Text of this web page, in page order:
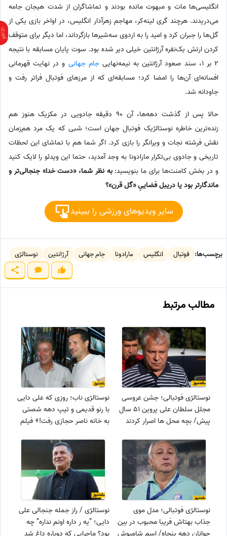
انگلیسی‌ها مات و مبهوت مانده بودند و تماشاگران از شدت هیجان جامه
می‌دریدند. هرچند گری لینه‌کر، مهاجم زهرآدار انگلیس، در اواخر بازی یکی از
گل‌ها را جبران کرد و امید را به اردوی سه‌شیرها بازگرداند، اما دیگر برای متوقف
کردن ارتش یک‌نفره آرژانتین خیلی دیر شده بود. سوت پایان مسابقه با نتیجه
2 بر 1، سند صعود آرژانتین به نیمه‌نهایی
جام جهانی و در نهایت قهرمانی
افسانه‌ای آن‌ها را امضا کرد؛ مسابقه‌ای که از مرزهای فوتبال فراتر رفت و
جاودانه شد.
حالا پس از گذشت دهه‌ها، آن 90 دقیقه جادویی در مکزیک هنوز هم
زنده‌ترین خاطره نوستالژیک فوتبال جهان است؛ شبی که یک مرد هم‌زمان
نقش فرشته نجات و ویرانگر را بازی کرد. اگر شما هم با تماشای این لحظات
تاریخی و جادوی بی‌تکرار مارادونا به وجد آمدید، حتما این ویدئو را لایک کنید
و در بخش کامنت‌ها برای ما بنویسید:به نظر شما، «دست خدا» جنجالی‌تر و
ماندگارتر بود یا دریبل فضاییِ «گل قرن»؟
سایر ویدیوهای ورزشی را ببینید
برچسب‌ها: فوتبال انگلیس مارادونا جام جهانی آرژانتین نوستالژی
مطالب مرتبط
نوستالژی فوتبالی؛ جشن عروسی
مجلل سلطان علی پروین 51 سال
پیش/ بچه محل ها اصرار کردند
نوستالژی ناب؛ روزی که علی دایی
با رنو قدیمی و تیپ دهه شصتی
به خانه ناصر حجازی رفت!+ فیلم
نوستالژی فوتبالی؛ مدل موی
جذاب بهتاش فریبا محبوب در بین
نوستالژی / راز جمله جنجالی علی
دایی؛ “یه ر داره اونم نداره” چه